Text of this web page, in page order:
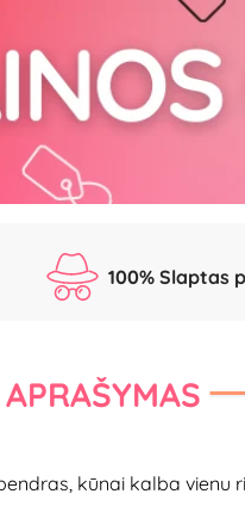
100% Slaptas
kūnai kalba vienu